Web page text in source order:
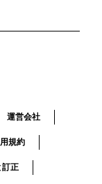
運営会社
規約
訂正